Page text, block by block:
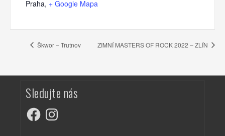
Praha, + Google Mapa
Škwor – Trutnov ZIMNÍ MASTERS OF ROCK 2022 – ZLÍN
Sledujte nás
FacebookInstagram